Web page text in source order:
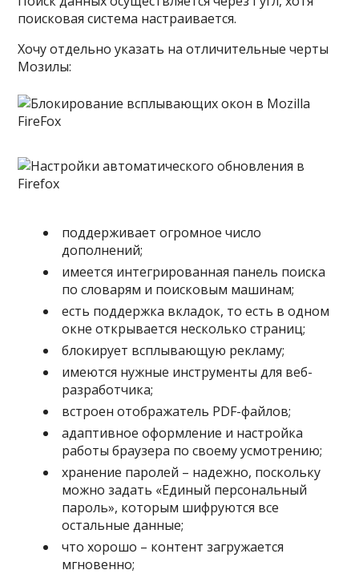
поисковая система настраивается.
Хочу отдельно указать на отличительные черты
Мозилы:
поддерживает огромное число
дополнений;
имеется интегрированная панель поиска
по словарям и поисковым машинам;
есть поддержка вкладок, то есть в одном
окне открывается несколько страниц;
блокирует всплывающую рекламу;
имеются нужные инструменты для веб-
разработчика;
встроен отображатель PDF-файлов;
адаптивное оформление и настройка
работы браузера по своему усмотрению;
хранение паролей – надежно, поскольку
можно задать «Единый персональный
пароль», которым шифруются все
остальные данные;
что хорошо – контент загружается
мгновенно;